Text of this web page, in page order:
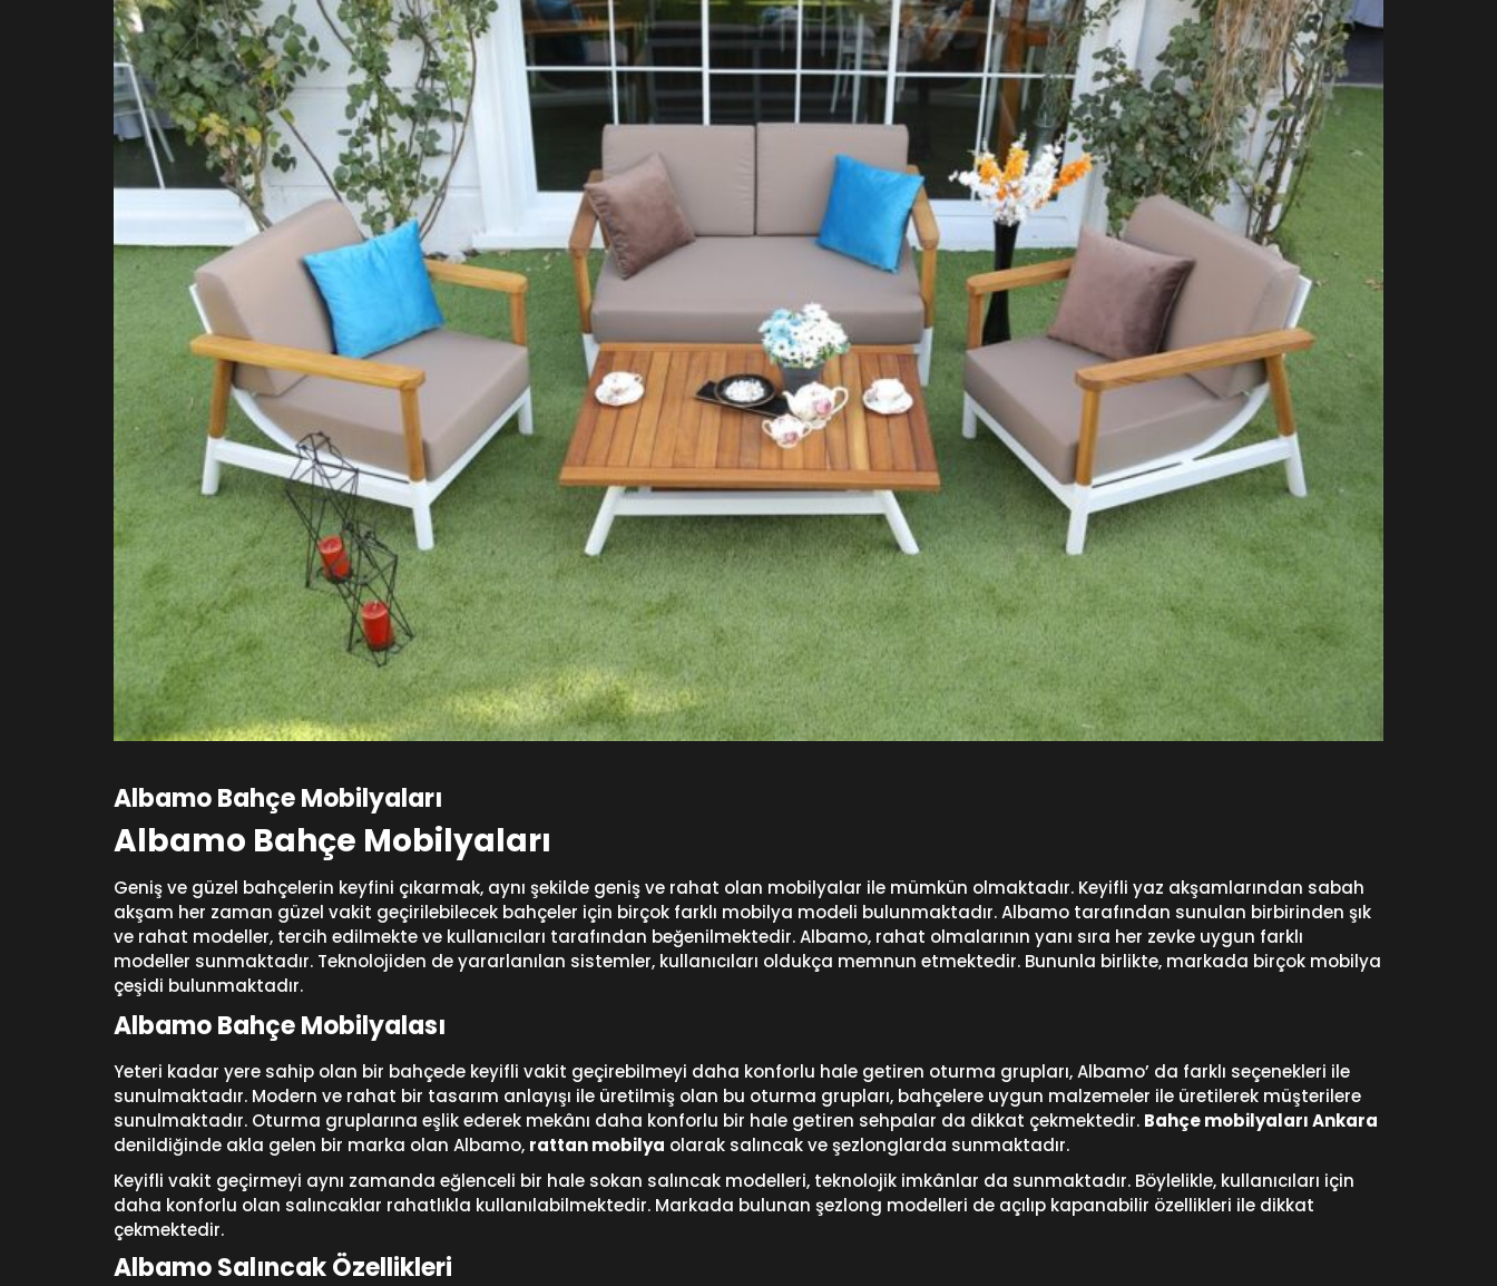
Albamo Bahçe Mobilyaları
Albamo Bahçe Mobilyaları
Geniş ve güzel bahçelerin keyfini çıkarmak, aynı şekilde geniş ve rahat olan mobilyalar ile mümkün olmaktadır. Keyifli yaz akşamlarından sabah
akşam her zaman güzel vakit geçirilebilecek bahçeler için birçok farklı mobilya modeli bulunmaktadır. Albamo tarafından sunulan birbirinden şık
ve rahat modeller, tercih edilmekte ve kullanıcıları tarafından beğenilmektedir. Albamo, rahat olmalarının yanı sıra her zevke uygun farklı
modeller sunmaktadır. Teknolojiden de yararlanılan sistemler, kullanıcıları oldukça memnun etmektedir. Bununla birlikte, markada birçok mobilya
çeşidi bulunmaktadır.
Albamo Bahçe Mobilyalası
Yeteri kadar yere sahip olan bir bahçede keyifli vakit geçirebilmeyi daha konforlu hale getiren oturma grupları, Albamo’ da farklı seçenekleri ile
sunulmaktadır. Modern ve rahat bir tasarım anlayışı ile üretilmiş olan bu oturma grupları, bahçelere uygun malzemeler ile üretilerek müşterilere
sunulmaktadır. Oturma gruplarına eşlik ederek mekânı daha konforlu bir hale getiren sehpalar da dikkat çekmektedir. Bahçe mobilyaları Ankara
denildiğinde akla gelen bir marka olan Albamo, rattan mobilya olarak salıncak ve şezlonglarda sunmaktadır.
Keyifli vakit geçirmeyi aynı zamanda eğlenceli bir hale sokan salıncak modelleri, teknolojik imkânlar da sunmaktadır. Böylelikle, kullanıcıları için
daha konforlu olan salıncaklar rahatlıkla kullanılabilmektedir. Markada bulunan şezlong modelleri de açılıp kapanabilir özellikleri ile dikkat
çekmektedir.
Albamo Salıncak Özellikleri